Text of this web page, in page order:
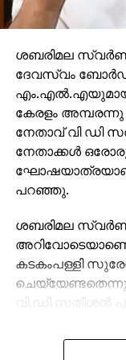
ശബരിമല
ദേവസ്വം
കേരളം
നേതാവ് വി ഡി
നേതാക്കള്‍
പറഞ്ഞു.
ശബരിമല
കടകംപള്ളി
വി.ഡി സതീശന്‍
ശബരിമല